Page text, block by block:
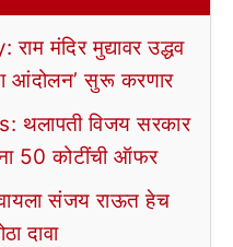
मंदिर मुद्यावर उद्धव
आंदोलन’ सुरू करणार
विजय सरकार
50 कोटींची ऑफर
संजय राऊत हेच
दावा